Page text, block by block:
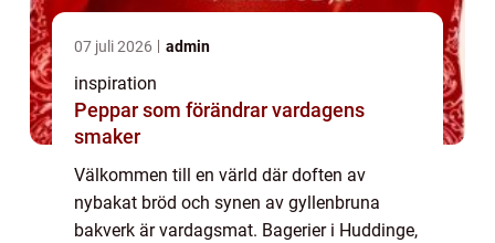
07 juli 2026 admin
inspiration
Peppar som förändrar vardagens
smaker
Välkommen till en värld där doften av
nybakat bröd och synen av gyllenbruna
bakverk är vardagsmat. Bagerier i Huddinge,